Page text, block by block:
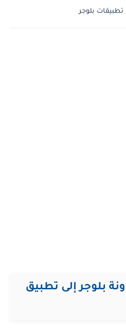
تطبيقات بلوجر
بلوجر إلى تطبيق